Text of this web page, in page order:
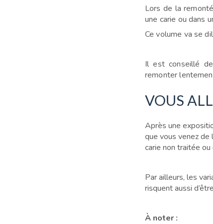
Lors de la
une carie ou dans
Ce volume va se
Il est conseillé
remonter
VOUS
Après une
que vous venez de
carie non traitée
Par ailleurs, les
risquent aussi
À noter :